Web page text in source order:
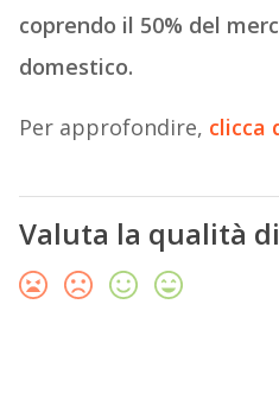
coprendo il 50% del
domestico.
Per approfondire, clicca
Valuta la qualità